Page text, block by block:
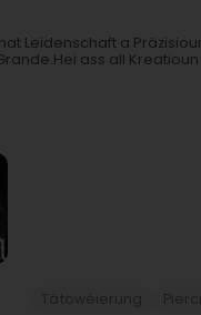
Leidenschaft a
ass all